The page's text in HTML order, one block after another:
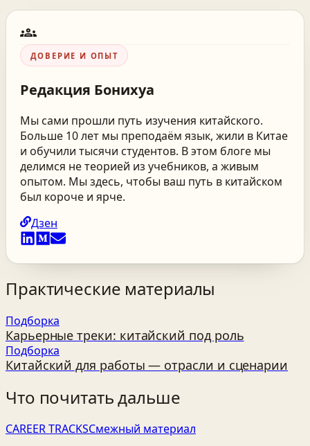
groups
ДОВЕРИЕ И ОПЫТ
Редакция Бонихуа
Мы сами прошли путь изучения китайского.
Больше 10 лет мы преподаём язык, жили в Китае
и обучили тысячи студентов. В этом блоге мы
делимся не теорией из учебников, а живым
опытом. Мы здесь, чтобы ваш путь в китайском
был короче и ярче.
Дзен
Практические материалы
Подборка
Карьерные треки: китайский под роль
Подборка
Китайский для работы — отрасли и сценарии
Что почитать дальше
CAREER TRACKSСмежный материал